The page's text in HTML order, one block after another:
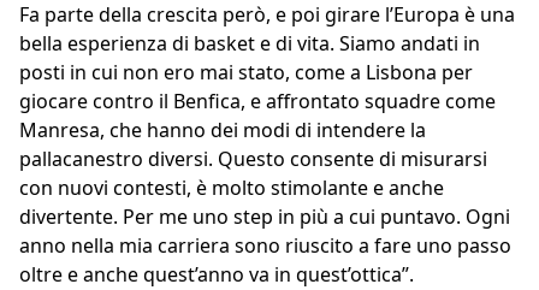
Fa parte della crescita però, e poi girare l’Europa è una
bella esperienza di basket e di vita. Siamo andati in
posti in cui non ero mai stato, come a Lisbona per
giocare contro il Benfica, e affrontato squadre come
Manresa, che hanno dei modi di intendere la
pallacanestro diversi. Questo consente di misurarsi
con nuovi contesti, è molto stimolante e anche
divertente. Per me uno step in più a cui puntavo. Ogni
anno nella mia carriera sono riuscito a fare uno passo
oltre e anche quest’anno va in quest’ottica”.